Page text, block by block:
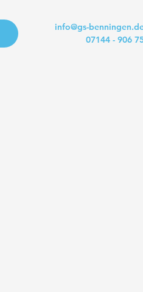
info@gs-
07144 - 906